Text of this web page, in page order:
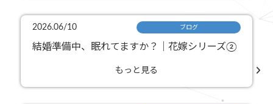
2026.06/10 ブログ
結婚準備中、眠れてますか？｜花嫁シリーズ②
もっと見る